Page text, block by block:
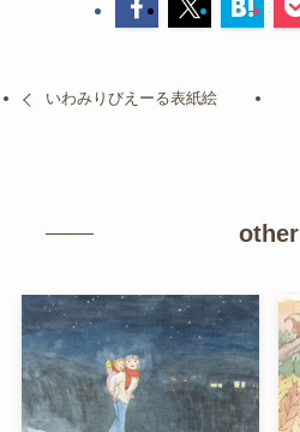
いわみりびえーる表紙絵
other